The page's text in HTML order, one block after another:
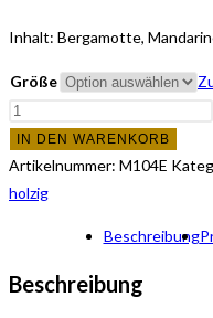
Inhalt: Bergamotte,
Größe
AN
ARMFUL
104E
Herren
IN DEN WARENKORB
Artikelnummer: M104E
holzig
Beschreibung
Beschreibung